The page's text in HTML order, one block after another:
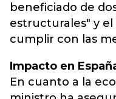
beneficiado de
estructurales" y
cumplir con las
Impacto en
En cuanto a la